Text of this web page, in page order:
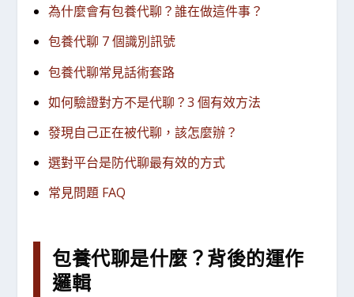
為什麼會有包養代聊？誰在做這件事？
包養代聊 7 個識別訊號
包養代聊常見話術套路
如何驗證對方不是代聊？3 個有效方法
發現自己正在被代聊，該怎麼辦？
選對平台是防代聊最有效的方式
常見問題 FAQ
包養代聊是什麼？背後的運作
邏輯